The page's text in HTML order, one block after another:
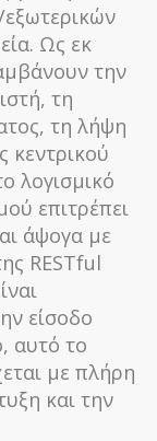
Ως εκ
την
τη
τη λήψη
κεντρικού
λογισμικό
επιτρέπει
άψογα με
RESTful
είσοδο
αυτό το
με πλήρη
και την